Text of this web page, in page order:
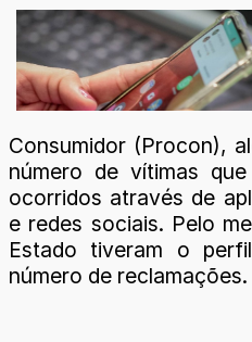
Consumidor (Procon),
número de vítimas
ocorridos através de
e redes sociais. Pelo
Estado tiveram o
número de reclamações.